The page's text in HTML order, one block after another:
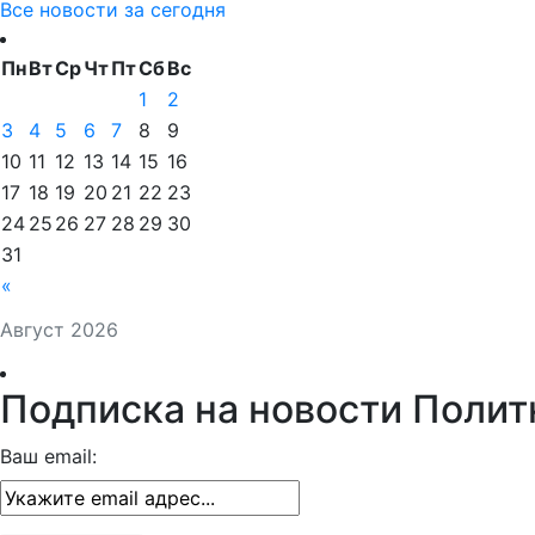
Все новости за сегодня
Август 2026
ПнВтСрЧтПтСбВс
«
1
2
3
4 5 6 7 8
9
10 11 12 13 14 15 16
17 18 19 20 21 22 23
24 25 26 27 28 29 30
31
Подписка на новости
Ваш email: